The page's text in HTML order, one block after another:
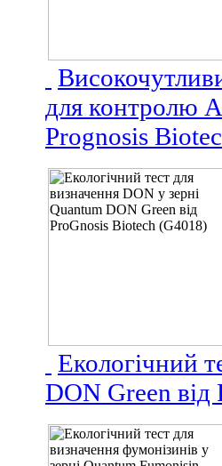
для контролю
Prognosis
Екологічний
DON Green